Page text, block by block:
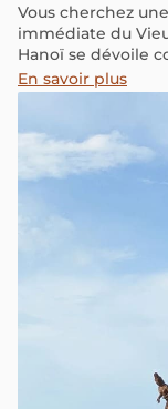
Vous cherchez
immédiate du
Hanoï se dévoile
Hoan Kiem.
En savoir plus